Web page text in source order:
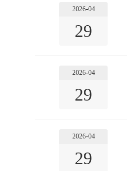
2026-04
29
2026-04
29
2026-04
29